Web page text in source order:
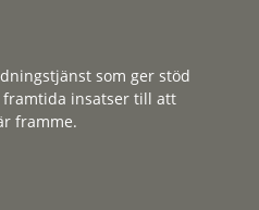
som ger stöd
framtida insatser till att
framme.